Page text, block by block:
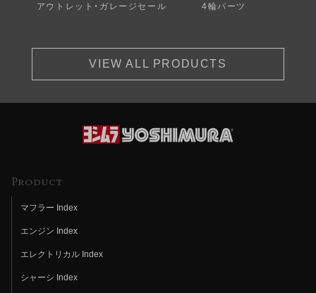
アウトレット・ガレージセール 4輪パーツ
VIEW ALL PRODUCTS
Product
マフラー Index
エンジン Index
エレクトリカル Index
シャーシ Index